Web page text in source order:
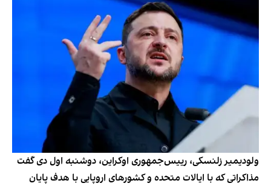
ولودیمیر زلنسکی، رییس‌جمهوری اوکراین، دوشنبه اول دی گفت
مذاکراتی که با ایالات متحده و کشورهای اروپایی با هدف پایان